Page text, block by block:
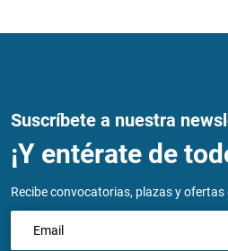
Suscríbete a nuestra
¡Y entérate de
Recibe convocatorias, plazas y